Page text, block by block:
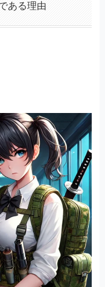
ある理由